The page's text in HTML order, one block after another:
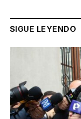
SIGUE LEYENDO